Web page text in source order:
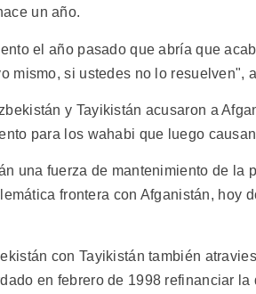
un año.
el año pasado que abría que
mismo, si ustedes no lo resuelven",
y Tayikistán acusaron a
para los wahabi que luego
una fuerza de mantenimiento de la
frontera con Afganistán, hoy
con Tayikistán también
en febrero de 1998 refinanciar